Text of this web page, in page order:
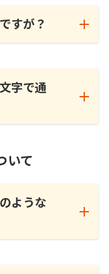
すが？
字で通
いて
ような